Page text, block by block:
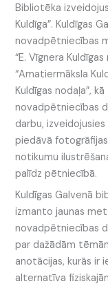
Bibliotēka
Kuldīga”. Kuldīgas
novadpētniecības
“E. Vīgnera
“Amatiermāksla
Kuldīgas nodaļa”,
novadpētniecības
darbu,
piedāvā
notikumu
palīdz pētniecībā.
Kuldīgas Galvenā
izmanto jaunas
novadpētniecības
par dažādām
anotācijas, kurās ir
alternatīva